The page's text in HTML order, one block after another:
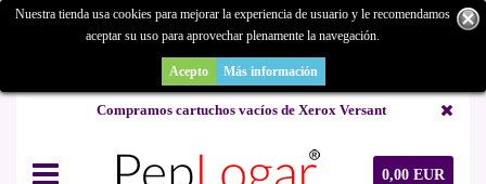
¿Buscas un repuesto de copiadora o buscas una de ocasión y no la
encuentras? Consúltanos.
Compramos cartuchos vacíos de Xerox Versant
0,00 EUR
Nuestra tienda usa cookies para mejorar la experiencia de usuario y le recomendamos
aceptar su uso para aprovechar plenamente la navegación.
Acepto Más información